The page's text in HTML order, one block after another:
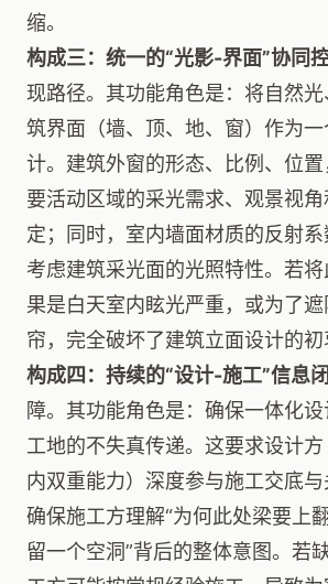
缩。
构成三：统一的“光影-界面”协同
现路径。其功能角色是：将自然
筑界面（墙、顶、地、窗）作为
计。建筑外窗的形态、比例、位
要活动区域的采光需求、观景视
定；同时，室内墙面材质的反射
考虑建筑采光面的光照特性。若
果是白天室内眩光严重，或为了
帘，完全破坏了建筑立面设计的初
构成四：持续的“设计-施工”信息
障。其功能角色是：确保一体化设
工地的不失真传递。这要求设计
内双重能力）深度参与施工交底与
确保施工方理解“为何此处梁要上
留一个空洞”背后的整体意图。若